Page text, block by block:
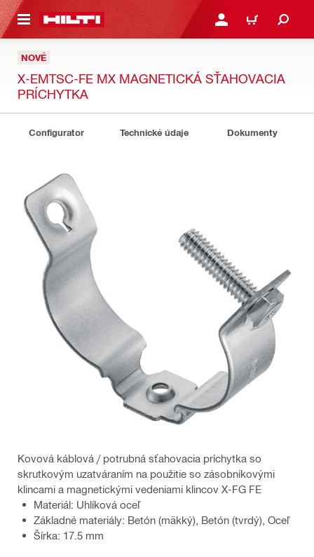
HLAVNÝ OBSAH PRIHLÁSIŤ ALEBO
KOŠÍK
NOVÉ
X-EMTSC-FE MX MAGNETICKÁ SŤAHOVACIA
PRÍCHYTKA
Configurator Technické údaje Dokumenty
Kovová káblová / potrubná sťahovacia príchytka so
skrutkovým uzatváraním na použitie so zásobníkovými
klincami a magnetickými vedeniami klincov X-FG FE
Materiál: Uhlíková oceľ
Základné materiály: Betón (mäkký), Betón (tvrdý), Oceľ
Šírka: 17.5 mm